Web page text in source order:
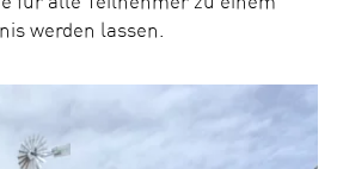
werden lassen.